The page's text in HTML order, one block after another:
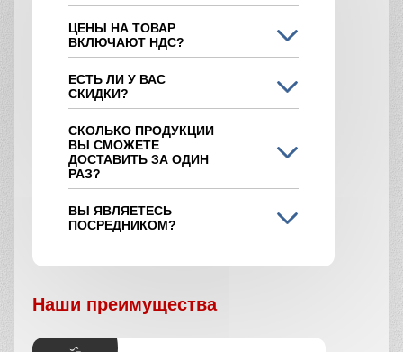
ЦЕНЫ НА ТОВАР
ВКЛЮЧАЮТ НДС?
ЕСТЬ ЛИ У ВАС
СКИДКИ?
СКОЛЬКО ПРОДУКЦИИ
ВЫ СМОЖЕТЕ
ДОСТАВИТЬ ЗА ОДИН
РАЗ?
ВЫ ЯВЛЯЕТЕСЬ
ПОСРЕДНИКОМ?
Наши преимущества